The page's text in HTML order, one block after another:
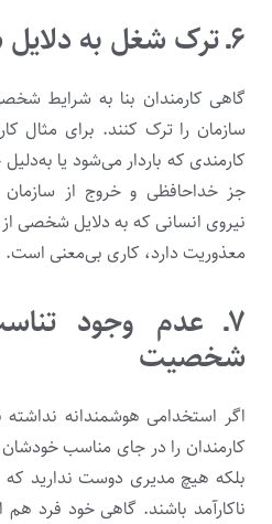
۶ـ ترک شغل به
گاهی کارمندان بنا به شرایط
سازمان را ترک کنند. برای مثال
کارمندی که باردار می‌شود یا
جز خداحافظی و خروج از سازمان
نیروی انسانی که به دلایل شخصی
معذوریت دارد، کاری بی‌معنی است.
۷ـ عدم وجود
شخصیت
اگر استخدامی هوشمندانه
کارمندان را در جای مناسب خودشان
بلکه هیچ مدیری دوست ندارید که
ناکارآمد باشند. گاهی خود فرد هم